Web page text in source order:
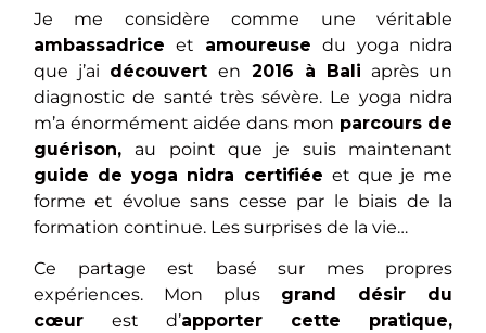
Je me considère comme une véritable
ambassadriceet amoureusedu yoga nidra
que j’ai découverten 2016 à Bali après un
diagnostic de santé très sévère. Le yoga nidra
m’a énormément aidée dans mon parcours de
guérison, au point que je suis maintenant
guide de yoga nidra certifiée et que je me
forme et évolue sans cesse par le biais de la
formation continue. Les surprises de la vie…
Ce partage est basé sur mes propres
expériences. Mon plus grand désir du
cœur est d’apporter cette pratique,